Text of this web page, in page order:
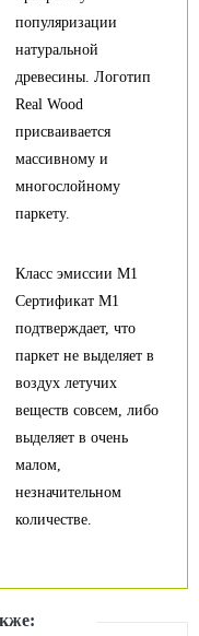
популяризации
натуральной
древесины. Логотип
Real Wood
присваивается
массивному и
многослойному
паркету.
Класс эмиссии М1
Сертификат М1
подтверждает, что
паркет не выделяет в
воздух летучих
веществ совсем, либо
выделяет в очень
малом,
незначительном
количестве.